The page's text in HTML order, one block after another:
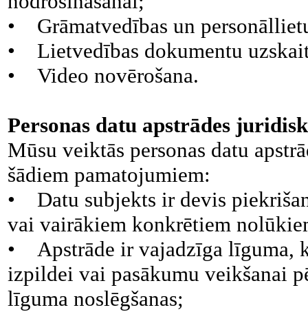
• Grāmatvedības un
• Lietvedības dokumentu
• Video novērošana.
Personas datu apstrādes
Mūsu veiktās personas datu
šādiem pamatojumiem:
• Datu subjekts ir devis
vai vairākiem konkrētiem
• Apstrāde ir vajadzīga līguma,
izpildei vai pasākumu veikšanai
līguma noslēgšanas;